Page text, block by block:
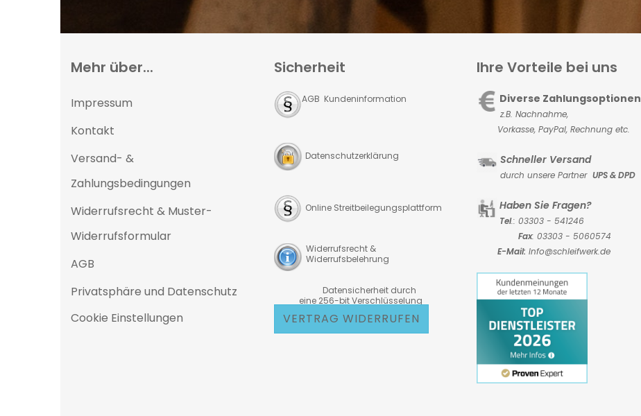
Mehr über...
Impressum
Kontakt
Versand- &
Zahlungsbedingungen
Widerrufsrecht & Muster-
Widerrufsformular
AGB
Privatsphäre und Datenschutz
Cookie Einstellungen
Sicherheit
AGB Kundeninformation
Datenschutzerklärung
Online Streitbeilegungsplattform
Widerrufsrecht &
Widerrufsbelehrung
Datensicherheit durch
eine 256-bit Verschlüsselung
VERTRAG WIDERRUFEN
Ihre Vorteile bei uns
Diverse Zahlungsoptionen
z.B. Nachnahme,
Vorkasse, PayPal, Rechnung etc.
Schneller Versand
durch unsere Partner UPS & DPD
Haben Sie Fragen?
Tel.: 03303 - 541246
Fax: 03303 - 5060574
E-Mail: Info@schleifwerk.de